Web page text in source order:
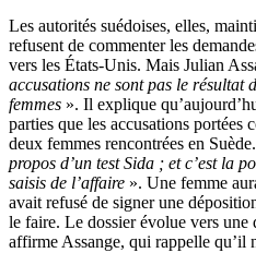
Les autorités suédoises, elles,
refusent de commenter les
vers les États-Unis. Mais Julian
accusations ne sont pas le résultat
femmes ». Il explique
parties que les accusations portées
deux femmes rencontrées en
propos d’un test Sida ; et c’est la
saisis de l’affaire ». Une femme
avait refusé de signer une
le faire. Le dossier évolue vers
affirme Assange, qui rappelle qu’il